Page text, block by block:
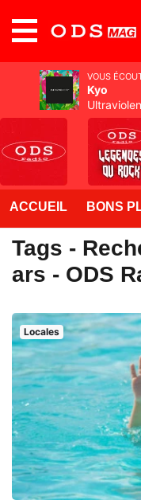
ACCUEIL BONS
Tags -
ars - ODS
Locales
VOUS
Kyo